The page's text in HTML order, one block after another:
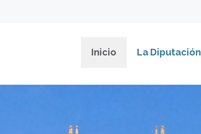
Inicio La Diputación